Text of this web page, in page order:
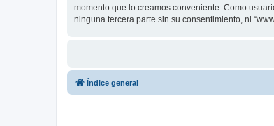
momento que lo creamos conveniente. Como
ninguna tercera parte sin su consentimiento, ni
Índice general